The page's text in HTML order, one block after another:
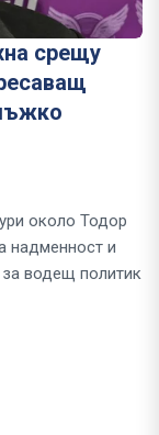
срещу
около Тодор
надменност и
водещ политик